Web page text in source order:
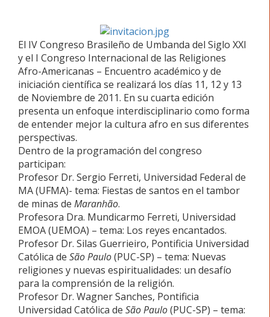
El IV Congreso Brasileño de Umbanda del Siglo XXI
y el I Congreso Internacional de las Religiones
Afro-Americanas – Encuentro académico y de
iniciación científica se realizará los días 11, 12 y 13
de Noviembre de 2011. En su cuarta edición
presenta un enfoque interdisciplinario como forma
de entender mejor la cultura afro en sus diferentes
perspectivas.
Dentro de la programación del congreso
participan:
Profesor Dr. Sergio Ferreti, Universidad Federal de
MA (UFMA)- tema: Fiestas de santos en el tambor
de minas de Maranhão.
Profesora Dra. Mundicarmo Ferreti, Universidad
EMOA (UEMOA) – tema: Los reyes encantados.
Profesor Dr. Silas Guerrieiro, Pontificia Universidad
Católica de São Paulo(PUC-SP) – tema: Nuevas
religiones y nuevas espiritualidades: un desafío
para la comprensión de la religión.
Profesor Dr. Wagner Sanches, Pontificia
Universidad Católica de São Paulo(PUC-SP) – tema: